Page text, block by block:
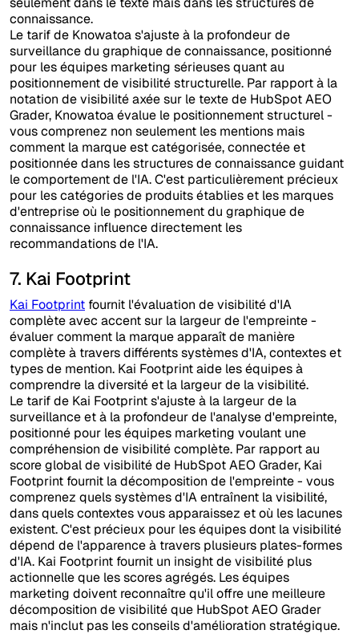
connaissance.
Le tarif de Knowatoa s'ajuste à la profondeur de
surveillance du graphique de connaissance, positionné
pour les équipes marketing sérieuses quant au
positionnement de visibilité structurelle. Par rapport à la
notation de visibilité axée sur le texte de HubSpot AEO
Grader, Knowatoa évalue le positionnement structurel -
vous comprenez non seulement les mentions mais
comment la marque est catégorisée, connectée et
positionnée dans les structures de connaissance guidant
le comportement de l'IA. C'est particulièrement précieux
pour les catégories de produits établies et les marques
d'entreprise où le positionnement du graphique de
connaissance influence directement les
recommandations de l'IA.
7. Kai Footprint
Kai Footprint fournit l'évaluation de visibilité d'IA
complète avec accent sur la largeur de l'empreinte -
évaluer comment la marque apparaît de manière
complète à travers différents systèmes d'IA, contextes et
types de mention. Kai Footprint aide les équipes à
comprendre la diversité et la largeur de la visibilité.
Le tarif de Kai Footprint s'ajuste à la largeur de la
surveillance et à la profondeur de l'analyse d'empreinte,
positionné pour les équipes marketing voulant une
compréhension de visibilité complète. Par rapport au
score global de visibilité de HubSpot AEO Grader, Kai
Footprint fournit la décomposition de l'empreinte - vous
comprenez quels systèmes d'IA entraînent la visibilité,
dans quels contextes vous apparaissez et où les lacunes
existent. C'est précieux pour les équipes dont la visibilité
dépend de l'apparence à travers plusieurs plates-formes
d'IA. Kai Footprint fournit un insight de visibilité plus
actionnelle que les scores agrégés. Les équipes
marketing doivent reconnaître qu'il offre une meilleure
décomposition de visibilité que HubSpot AEO Grader
mais n'inclut pas les conseils d'amélioration stratégique.